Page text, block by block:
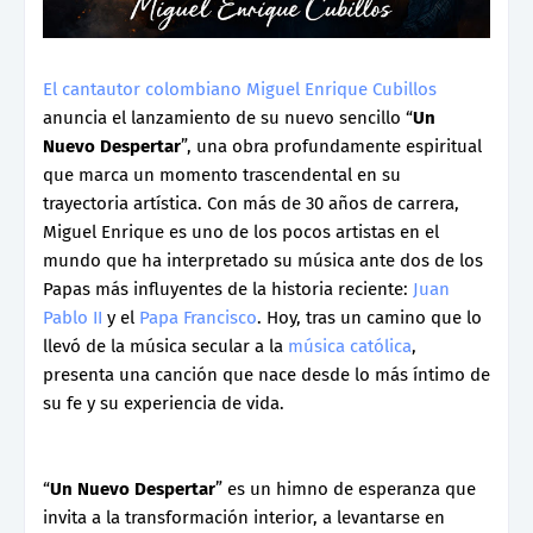
El cantautor colombiano Miguel Enrique Cubillos
anuncia el lanzamiento de su nuevo sencillo “Un
Nuevo Despertar”, una obra profundamente espiritual
que marca un momento trascendental en su
trayectoria artística. Con más de 30 años de carrera,
Miguel Enrique es uno de los pocos artistas en el
mundo que ha interpretado su música ante dos de los
Papas más influyentes de la historia reciente: Juan
Pablo II y el Papa Francisco. Hoy, tras un camino que lo
llevó de la música secular a la música católica,
presenta una canción que nace desde lo más íntimo de
su fe y su experiencia de vida.
“Un Nuevo Despertar” es un himno de esperanza que
invita a la transformación interior, a levantarse en